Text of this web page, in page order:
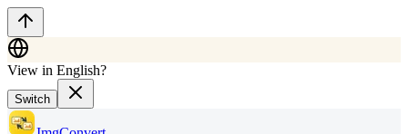
View in English?
Switch